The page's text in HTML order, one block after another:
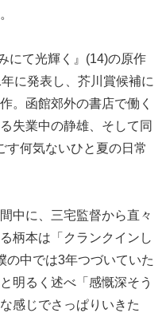
にて光輝く』(14)の原作
に発表し、芥川賞候補に
。函館郊外の書店で働く
失業中の静雄、そして同
す何気ないひと夏の日常
中に、三宅監督から直々
柄本は「クランクインし
の中では3年つづいていた
明るく述べ「感慨深そう
感じでさっぱりいきた